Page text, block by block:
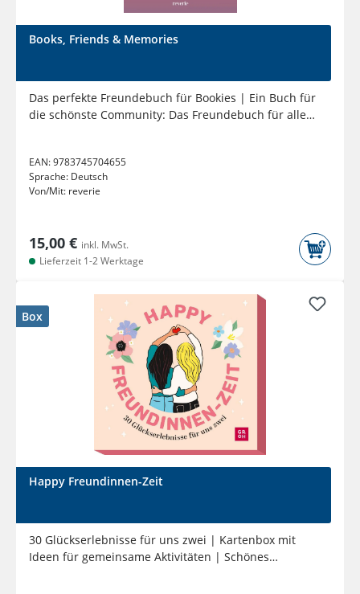
Books, Friends & Memories
Das perfekte Freundebuch für Bookies | Ein Buch für
die schönste Community: Das Freundebuch für alle
EAN:9783745704655
Sprache: Deutsch
Von/Mit: reverie
15,00 € inkl. MwSt.
Lieferzeit 1-2 Werktage
Box
Happy Freundinnen-Zeit
30 Glückserlebnisse für uns zwei | Kartenbox mit
Ideen für gemeinsame Aktivitäten | Schönes